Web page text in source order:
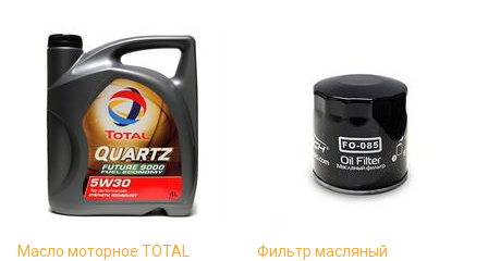
Масло моторное TOTAL
Фильтр масляный